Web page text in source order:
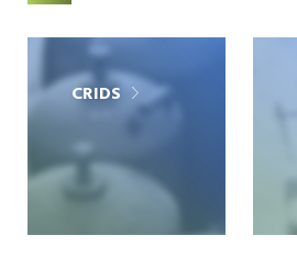
CRIDS